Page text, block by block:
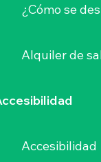
¿Cómo se
Alquiler de
Accesibilidad